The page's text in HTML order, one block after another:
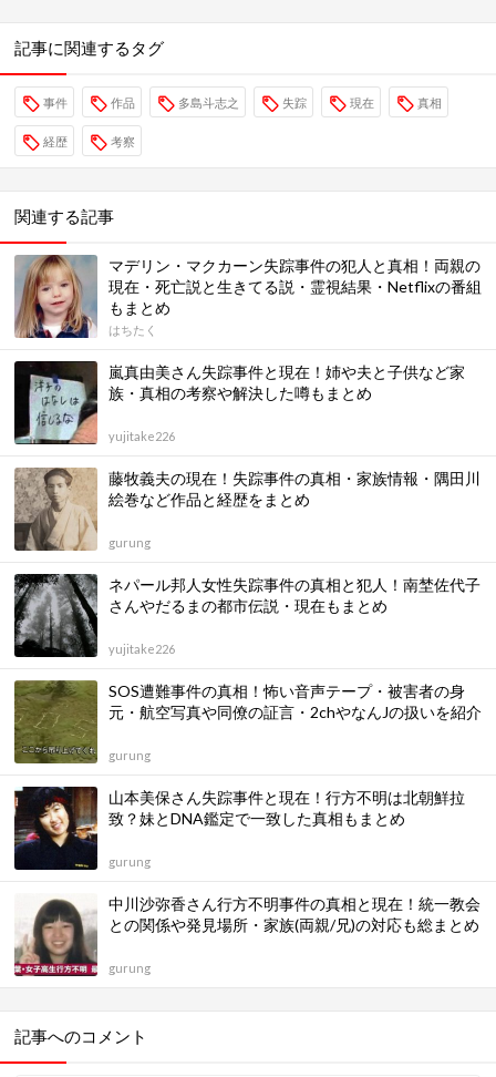
記事に関連するタグ
事件 作品 多島斗志之 失踪 現在 真相
経歴 考察
関連する記事
マデリン・マクカーン失踪事件の犯人と真相！両親の
現在・死亡説と生きてる説・霊視結果・Netflixの番組
もまとめ
はちたく
嵐真由美さん失踪事件と現在！姉や夫と子供など家
族・真相の考察や解決した噂もまとめ
yujitake226
藤牧義夫の現在！失踪事件の真相・家族情報・隅田川
絵巻など作品と経歴をまとめ
gurung
ネパール邦人女性失踪事件の真相と犯人！南埜佐代子
さんやだるまの都市伝説・現在もまとめ
yujitake226
SOS遭難事件の真相！怖い音声テープ・被害者の身
元・航空写真や同僚の証言・2chやなんJの扱いを紹介
gurung
山本美保さん失踪事件と現在！行方不明は北朝鮮拉
致？妹とDNA鑑定で一致した真相もまとめ
gurung
中川沙弥香さん行方不明事件の真相と現在！統一教会
との関係や発見場所・家族(両親/兄)の対応も総まとめ
gurung
記事へのコメント